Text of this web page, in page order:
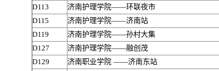
D113
济南护理学院——环联夜市
D115
济南护理学院——济南站
D119
济南护理学院——孙村大集
D127
济南护理学院——融创茂
D129
济南职业学院 ——济南东站